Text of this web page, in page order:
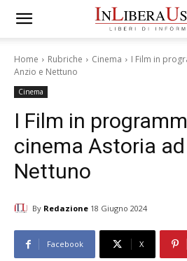
Home Rubriche Cinema
I Film in
Anzio e Nettuno
Cinema
I Film in
cinema Astoria
Nettuno
By Redazione 18 Giugno 2024
Facebook X